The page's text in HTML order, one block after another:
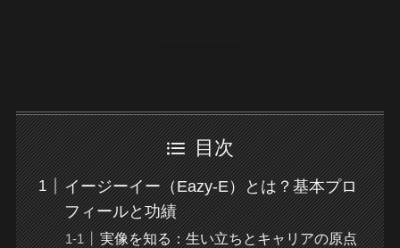
目次
イージーイー（Eazy-E）とは？基本プロ
フィールと功績
実像を知る：生い立ちとキャリアの原点